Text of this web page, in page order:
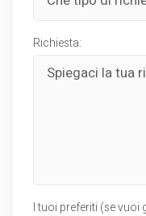
Richiesta:
I tuoi preferiti (se vuoi